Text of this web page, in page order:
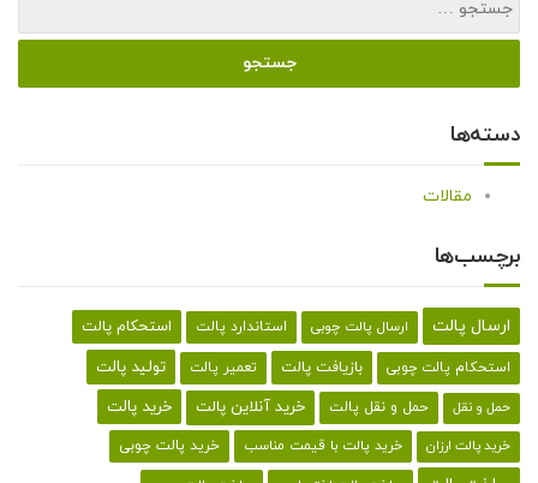
دسته‌ها
مقالات
برچسب‌ها
ارسال پالت ارسال پالت چوبی استاندارد پالت استحکام پالت
استحکام پالت چوبی بازیافت پالت تعمیر پالت تولید پالت
حمل و نقل حمل و نقل پالت خرید آنلاین پالت خرید پالت
خرید پالت ارزان خرید پالت با قیمت مناسب خرید پالت چوبی